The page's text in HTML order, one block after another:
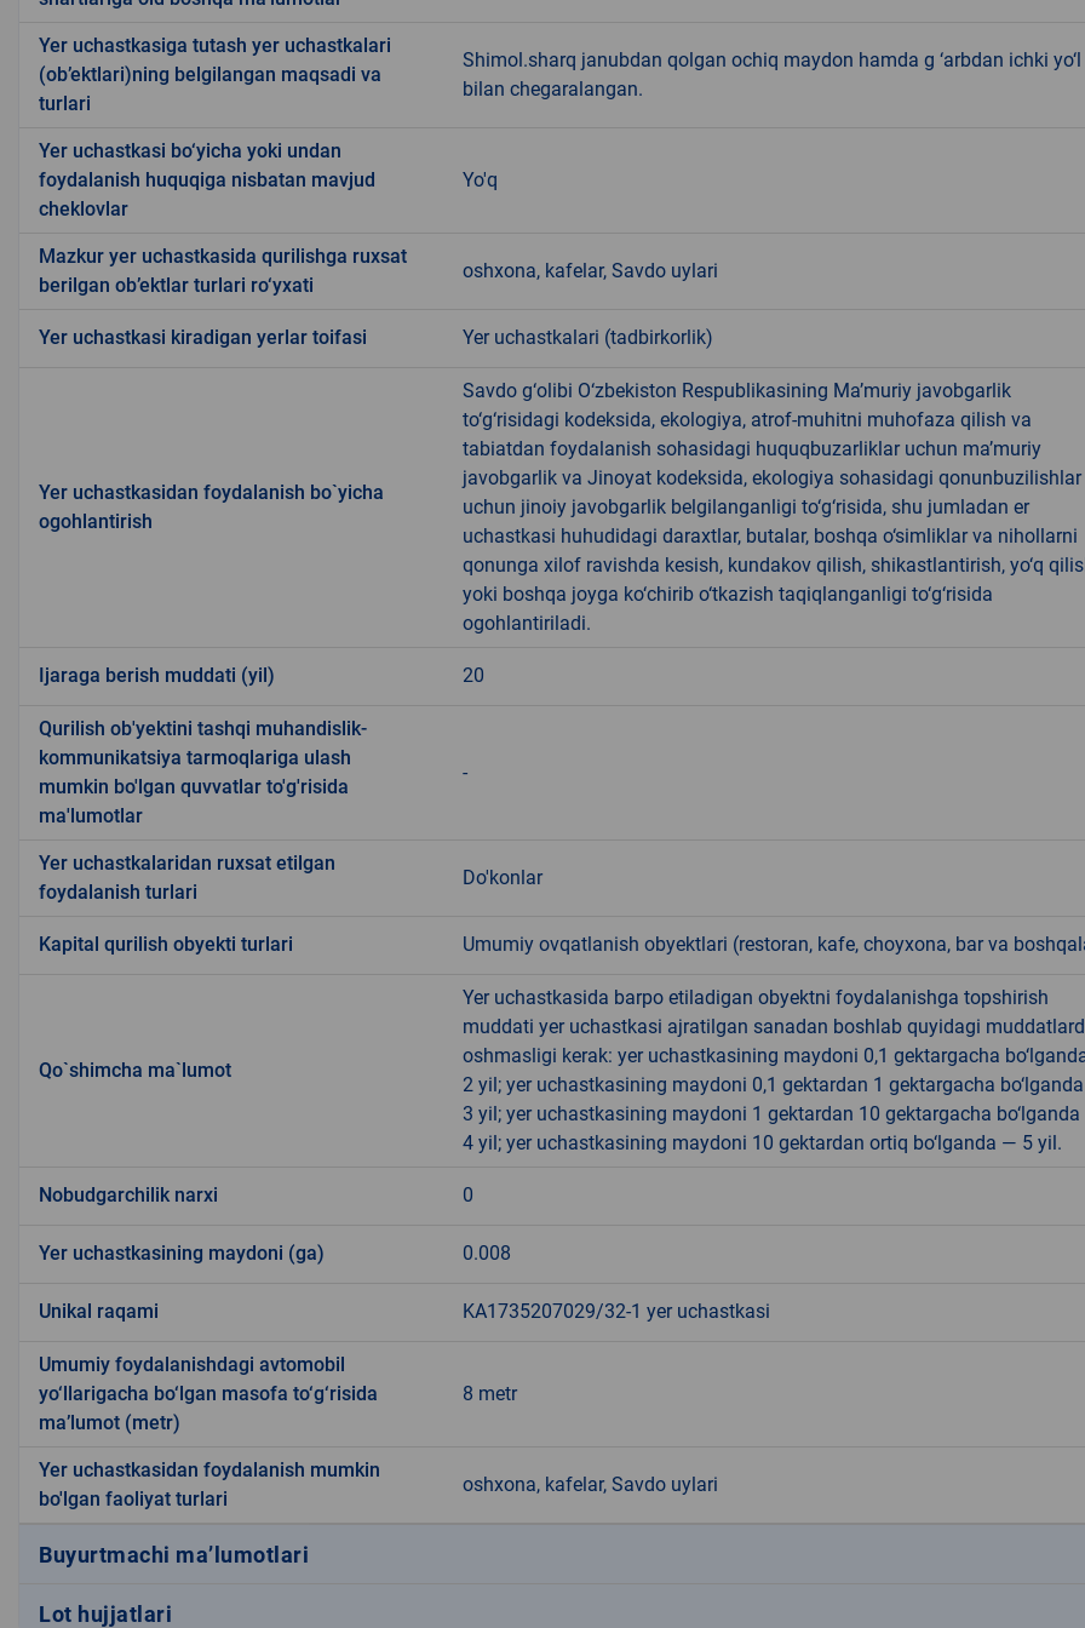
Yer uchastkasiga tutash yer uchastkalari
(ob’ektlari)ning belgilangan maqsadi va
turlari
Shimol.sharq janubdan qolgan ochiq maydon hamda g ‘arbdan ichki yo‘l
bilan chegaralangan.
Yer uchastkasi bo‘yicha yoki undan
foydalanish huquqiga nisbatan mavjud
cheklovlar
Yo'q
Mazkur yer uchastkasida qurilishga ruxsat
berilgan ob’ektlar turlari ro‘yxati
oshxona, kafelar, Savdo uylari
Yer uchastkasi kiradigan yerlar toifasi Yer uchastkalari (tadbirkorlik)
Yer uchastkasidan foydalanish bo`yicha
ogohlantirish
Savdo g‘olibi O‘zbekiston Respublikasining Ma’muriy javobgarlik
to‘g‘risidagi kodeksida, ekologiya, atrof-muhitni muhofaza qilish va
tabiatdan foydalanish sohasidagi huquqbuzarliklar uchun ma’muriy
javobgarlik va Jinoyat kodeksida, ekologiya sohasidagi qonunbuzilishlar
uchun jinoiy javobgarlik belgilanganligi to‘g‘risida, shu jumladan er
uchastkasi huhudidagi daraxtlar, butalar, boshqa o‘simliklar va nihollarni
qonunga xilof ravishda kesish, kundakov qilish, shikastlantirish, yo‘q
yoki boshqa joyga ko‘chirib o‘tkazish taqiqlanganligi to‘g‘risida
ogohlantiriladi.
Ijaraga berish muddati (yil) 20
Qurilish ob'yektini tashqi muhandislik-
kommunikatsiya tarmoqlariga ulash
mumkin bo'lgan quvvatlar to'g'risida
ma'lumotlar
-
Yer uchastkalaridan ruxsat etilgan
foydalanish turlari
Do'konlar
Kapital qurilish obyekti turlari Umumiy ovqatlanish obyektlari (restoran, kafe, choyxona, bar va
Qo`shimcha ma`lumot
Yer uchastkasida barpo etiladigan obyektni foydalanishga topshirish
muddati yer uchastkasi ajratilgan sanadan boshlab quyidagi
oshmasligi kerak: yer uchastkasining maydoni 0,1 gektargacha
2 yil; yer uchastkasining maydoni 0,1 gektardan 1 gektargacha
3 yil; yer uchastkasining maydoni 1 gektardan 10 gektargacha
4 yil; yer uchastkasining maydoni 10 gektardan ortiq bo‘lganda — 5 yil.
Nobudgarchilik narxi 0
Yer uchastkasining maydoni (ga) 0.008
Unikal raqami KA1735207029/32-1 yer uchastkasi
Umumiy foydalanishdagi avtomobil
yo‘llarigacha bo‘lgan masofa to‘g‘risida
ma’lumot (metr)
8 metr
Yer uchastkasidan foydalanish mumkin
bo'lgan faoliyat turlari
oshxona, kafelar, Savdo uylari
Buyurtmachi ma’lumotlari
Lot hujjatlari